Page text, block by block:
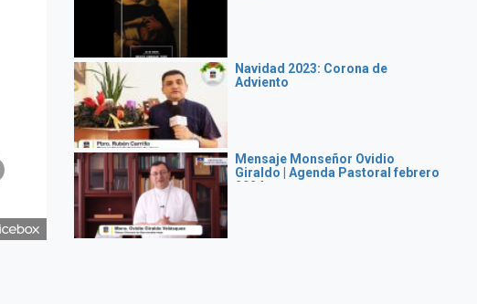
Navidad 2023: Corona de
Adviento
Mensaje Monseñor Ovidio
Giraldo | Agenda Pastoral febrero
2024